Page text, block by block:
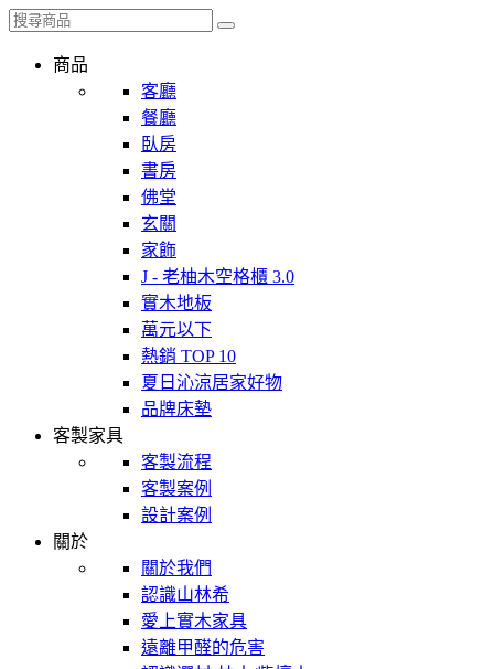
商品
客廳
餐廳
臥房
書房
佛堂
玄關
家飾
J - 老柚木空格櫃 3.0
實木地板
萬元以下
熱銷 TOP 10
夏日沁涼居家好物
品牌床墊
客製家具
客製流程
客製案例
設計案例
關於
關於我們
認識山林希
愛上實木家具
遠離甲醛的危害